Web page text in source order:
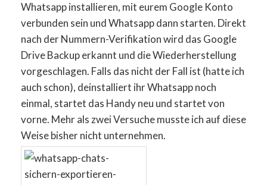
Whatsapp installieren, mit eurem Google Konto
verbunden sein und Whatsapp dann starten. Direkt
nach der Nummern-Verifikation wird das Google
Drive Backup erkannt und die Wiederherstellung
vorgeschlagen. Falls das nicht der Fall ist (hatte ich
auch schon), deinstalliert ihr Whatsapp noch
einmal, startet das Handy neu und startet von
vorne. Mehr als zwei Versuche musste ich auf diese
Weise bisher nicht unternehmen.